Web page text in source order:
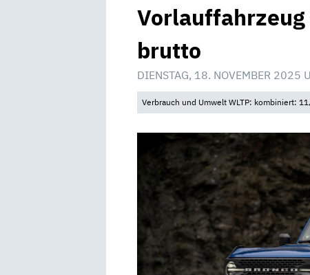
brutto
DIENSTAG, 18. NOVEMBER 2025
Verbrauch und Umwelt WLTP: kombiniert: